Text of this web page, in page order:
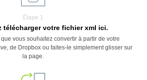
Étape 1
télécharger votre fichier xml ici.
vous souhaitez convertir à partir de votre
de Dropbox ou faites-le simplement glisser sur
la page.